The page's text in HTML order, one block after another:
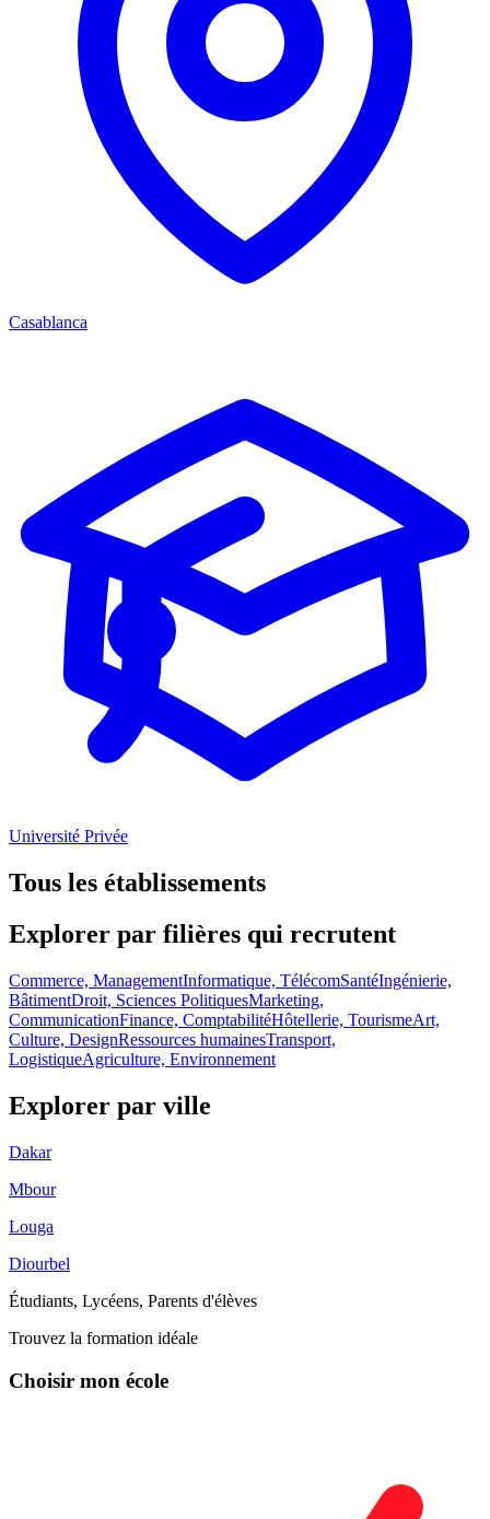
Casablanca
Université Privée
Tous les établissements
Explorer par filières qui recrutent
Commerce, ManagementInformatique, TélécomSantéIngénierie,
BâtimentDroit, Sciences PolitiquesMarketing,
CommunicationFinance, ComptabilitéHôtellerie, TourismeArt,
Culture, DesignRessources humainesTransport,
LogistiqueAgriculture, Environnement
Explorer par ville
Dakar
Mbour
Louga
Diourbel
Étudiants, Lycéens, Parents d'élèves
Trouvez la formation idéale
Choisir mon école